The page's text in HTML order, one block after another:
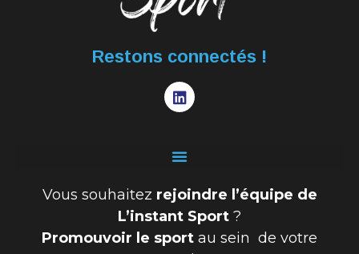
Restons connectés !
Vous souhaitez rejoindre l’équipe de
L’instant Sport ?
Promouvoir le sport au sein de votre